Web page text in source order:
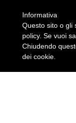
Informativa
Questo sito o gli
policy. Se vuoi
Chiudendo
dei cookie.